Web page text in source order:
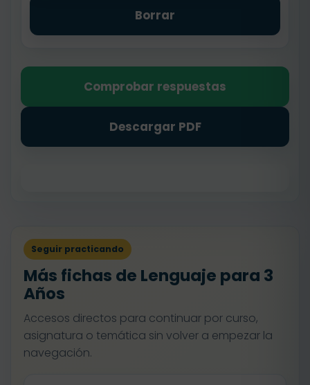
Borrar
Comprobar respuestas
Descargar PDF
Seguir practicando
Más fichas de Lenguaje para 3
Años
Accesos directos para continuar por curso,
asignatura o temática sin volver a empezar la
navegación.